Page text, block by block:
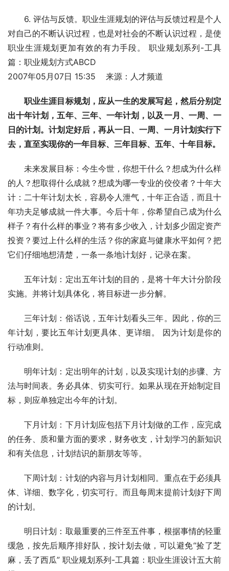
6. 评估与反馈。职业生涯规划的评估与反馈过程是个人
对自己的不断认识过程，也是对社会的不断认识过程，是使
职业生涯规划更加有效的有力手段。 职业规划系列-工具
篇：职业规划方式ABCD
2007年05月07日 15:35    来源：人才频道
职业生涯目标规划，应从一生的发展写起，然后分别定
出十年计划，五年、三年、一年计划，以及一月、一周、一
日的计划。计划定好后，再从一日、一周、一月计划实行下
去，直至实现你的一年目标、三年目标、五年、十年目标。
未来发展目标：今生今世，你想干什么？想成为什么样
的人？想取得什么成就？想成为哪一专业的佼佼者？十年大
计：二十年计划太长，容易令人泄气，十年正合适，而且十
年功夫足够成就一件大事。今后十年，你希望自己成为什么
样子？有什么样的事业？将有多少收入，计划多少固定资产
投资？要过上什么样的生活？你的家庭与健康水平如何？把
它们仔细地想清楚，一条一条地计划好，记录在案。
五年计划：定出五年计划的目的，是将十年大计分阶段
实施。并将计划具体化，将目标进一步分解。
三年计划：俗话说，五年计划看头三年。因此，你的三
年计划，要比五年计划更具体、更详细。 因为计划是你的
行动准则。
明年计划：定出明年的计划，以及实现计划的步骤、方
法与时间表。务必具体、切实可行。如果从现在开始制定目
标，则应单独定出今年的计划。
下月计划：下月计划应包括下月计划做的工作，应完成
的任务、质和量方面的要求，财务收支，计划学习的新知识
和有关信息，计划结识的新朋友等等。
下周计划：计划的内容与月计划相同。重点在于必须具
体、详细、数字化，切实可行。而且每周末提前计划好下周
的计划。
明日计划：取最重要的三件至五件事，根据事情的轻重
缓急，按先后顺序排好队，按计划去做，可以避免“捡了芝
麻，丢了西瓜” 职业规划系列-工具篇：职业生涯设计五大前